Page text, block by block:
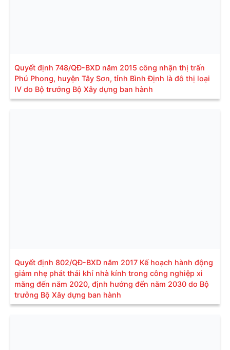
Quyết định 748/QĐ-BXD năm 2015 công nhận thị trấn
Phú Phong, huyện Tây Sơn, tỉnh Bình Định là đô thị loại
IV do Bộ trưởng Bộ Xây dựng ban hành
Quyết định 802/QĐ-BXD năm 2017 Kế hoạch hành động
giảm nhẹ phát thải khí nhà kính trong công nghiệp xi
măng đến năm 2020, định hướng đến năm 2030 do Bộ
trưởng Bộ Xây dựng ban hành